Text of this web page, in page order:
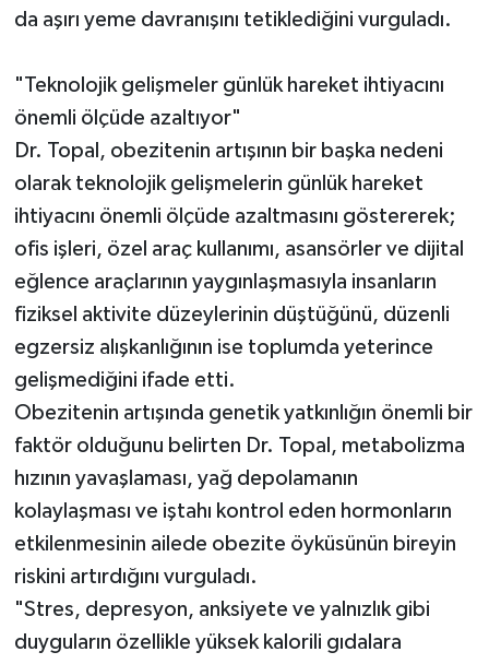
da aşırı yeme davranışını tetiklediğini vurguladı.
"Teknolojik gelişmeler günlük hareket ihtiyacını
önemli ölçüde azaltıyor"
Dr. Topal, obezitenin artışının bir başka nedeni
olarak teknolojik gelişmelerin günlük hareket
ihtiyacını önemli ölçüde azaltmasını göstererek;
ofis işleri, özel araç kullanımı, asansörler ve dijital
eğlence araçlarının yaygınlaşmasıyla insanların
fiziksel aktivite düzeylerinin düştüğünü, düzenli
egzersiz alışkanlığının ise toplumda yeterince
gelişmediğini ifade etti.
Obezitenin artışında genetik yatkınlığın önemli bir
faktör olduğunu belirten Dr. Topal, metabolizma
hızının yavaşlaması, yağ depolamanın
kolaylaşması ve iştahı kontrol eden hormonların
etkilenmesinin ailede obezite öyküsünün bireyin
riskini artırdığını vurguladı.
"Stres, depresyon, anksiyete ve yalnızlık gibi
duyguların özellikle yüksek kalorili gıdalara